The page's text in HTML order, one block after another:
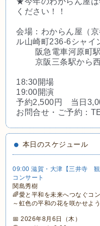
ください！！
会場：わからん屋（
ル山崎町236-6シャイ
阪急電車河原町駅
京阪三条駅から西
18:30開場
19:00開演
予約2,500円 当日
お問合せ・ご予約：
本日のスケジュール
09:00 滋賀・大津【三井寺 観
コンサート
関島秀樹
🌈愛と平和を未来へつなぐコ
～虹色の平和の花を咲かせよ
📅 2026年8月6日（木）